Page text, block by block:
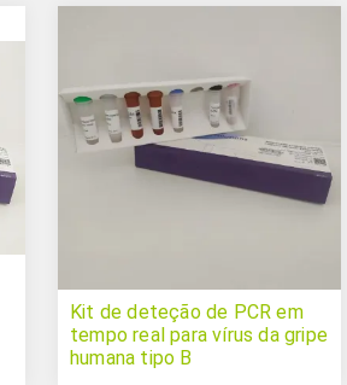
Kit de deteção de PCR em
tempo real para vírus da gripe
humana tipo B